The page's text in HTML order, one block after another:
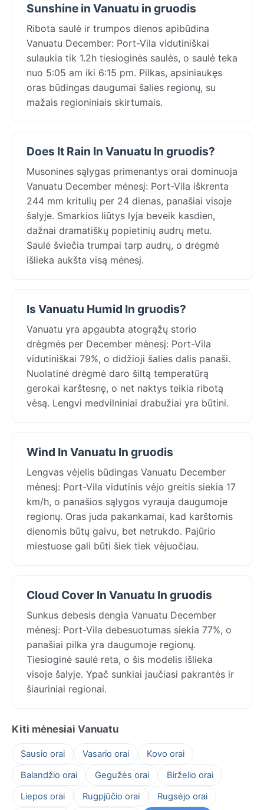
Sunshine in Vanuatu in gruodis
Ribota saulė ir trumpos dienos apibūdina
Vanuatu December: Port-Vila vidutiniškai
sulaukia tik 1.2h tiesioginės saulės, o saulė teka
nuo 5:05 am iki 6:15 pm. Pilkas, apsiniaukęs
oras būdingas daugumai šalies regionų, su
mažais regioniniais skirtumais.
Does It Rain In Vanuatu In gruodis?
Musonines sąlygas primenantys orai dominuoja
Vanuatu December mėnesį: Port-Vila iškrenta
244 mm kritulių per 24 dienas, panašiai visoje
šalyje. Smarkios liūtys lyja beveik kasdien,
dažnai dramatiškų popietinių audrų metu.
Saulė šviečia trumpai tarp audrų, o drėgmė
išlieka aukšta visą mėnesį.
Is Vanuatu Humid In gruodis?
Vanuatu yra apgaubta atogrąžų storio
drėgmės per December mėnesį: Port-Vila
vidutiniškai 79%, o didžioji šalies dalis panaši.
Nuolatinė drėgmė daro šiltą temperatūrą
gerokai karštesnę, o net naktys teikia ribotą
vėsą. Lengvi medvilniniai drabužiai yra būtini.
Wind In Vanuatu In gruodis
Lengvas vėjelis būdingas Vanuatu December
mėnesį: Port-Vila vidutinis vėjo greitis siekia 17
km/h, o panašios sąlygos vyrauja daugumoje
regionų. Oras juda pakankamai, kad karštomis
dienomis būtų gaivu, bet netrukdo. Pajūrio
miestuose gali būti šiek tiek vėjuočiau.
Cloud Cover In Vanuatu In gruodis
Sunkus debesis dengia Vanuatu December
mėnesį: Port-Vila debesuotumas siekia 77%, o
panašiai pilka yra daugumoje regionų.
Tiesioginė saulė reta, o šis modelis išlieka
visoje šalyje. Ypač sunkiai jaučiasi pakrantės ir
šiauriniai regionai.
Kiti mėnesiai Vanuatu
Sausio orai Vasario orai
Kovo orai
Balandžio orai
Gegužės orai
Birželio orai
Liepos orai
Rugpjūčio orai Rugsėjo orai